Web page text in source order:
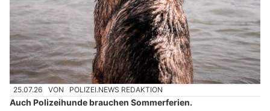
25.07.26 VON POLIZEI.NEWS REDAKTION
Auch Polizeihunde brauchen Sommerferien.